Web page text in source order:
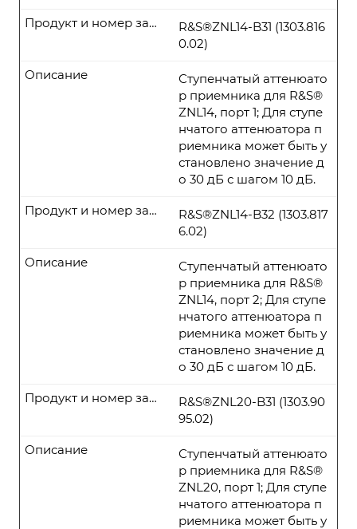
R&S®ZNL14-B31 (1303.816
0.02)
Продукт и номер заказа
Ступенчатый аттенюато
р приемника для R&S®
ZNL14, порт 1; Для ступе
нчатого аттенюатора п
риемника может быть у
становлено значение д
о 30 дБ с шагом 10 дБ.
Описание
R&S®ZNL14-B32 (1303.817
6.02)
Продукт и номер заказа
Ступенчатый аттенюато
р приемника для R&S®
ZNL14, порт 2; Для ступе
нчатого аттенюатора п
риемника может быть у
становлено значение д
о 30 дБ с шагом 10 дБ.
Описание
R&S®ZNL20-B31 (1303.90
95.02)
Продукт и номер заказа
Ступенчатый аттенюато
р приемника для R&S®
ZNL20, порт 1; Для ступе
нчатого аттенюатора п
риемника может быть у
Описание